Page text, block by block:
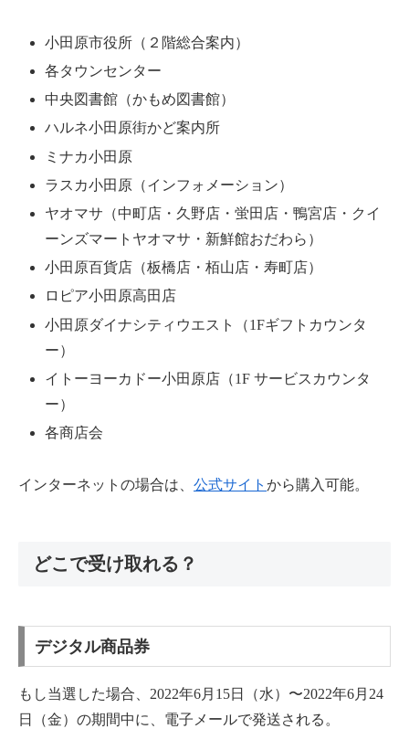
小田原市役所（２階総合案内）
各タウンセンター
中央図書館（かもめ図書館）
ハルネ小田原街かど案内所
ミナカ小田原
ラスカ小田原（インフォメーション）
ヤオマサ（中町店・久野店・蛍田店・鴨宮店・クイ
ーンズマートヤオマサ・新鮮館おだわら）
小田原百貨店（板橋店・栢山店・寿町店）
ロピア小田原高田店
小田原ダイナシティウエスト（1Fギフトカウンタ
ー）
イトーヨーカドー小田原店（1F サービスカウンタ
ー）
各商店会
インターネットの場合は、 公式サイト から購入可能。
どこで受け取れる？
デジタル商品券
もし当選した場合、2022年6⽉15⽇（⽔）〜2022年6⽉24
⽇（⾦）の期間中に、電子メールで発送される。